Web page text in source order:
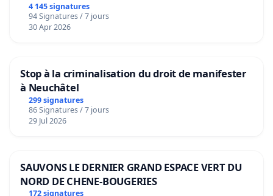
4 145 signatures
94 Signatures / 7 jours
30 Apr 2026
Stop à la criminalisation du droit de manifester
à Neuchâtel
299 signatures
86 Signatures / 7 jours
29 Jul 2026
SAUVONS LE DERNIER GRAND ESPACE VERT DU
NORD DE CHENE-BOUGERIES
172 signatures